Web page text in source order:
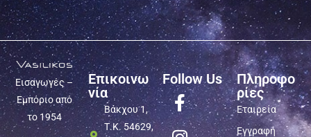
Εισαγωγές –
Εμπόριο από
το 1954
Επικοινω
νία
Βάκχου 1,
Τ.Κ. 54629,
Follow Us
Πληροφο
ρίες
Εταιρεία
Εγγραφή